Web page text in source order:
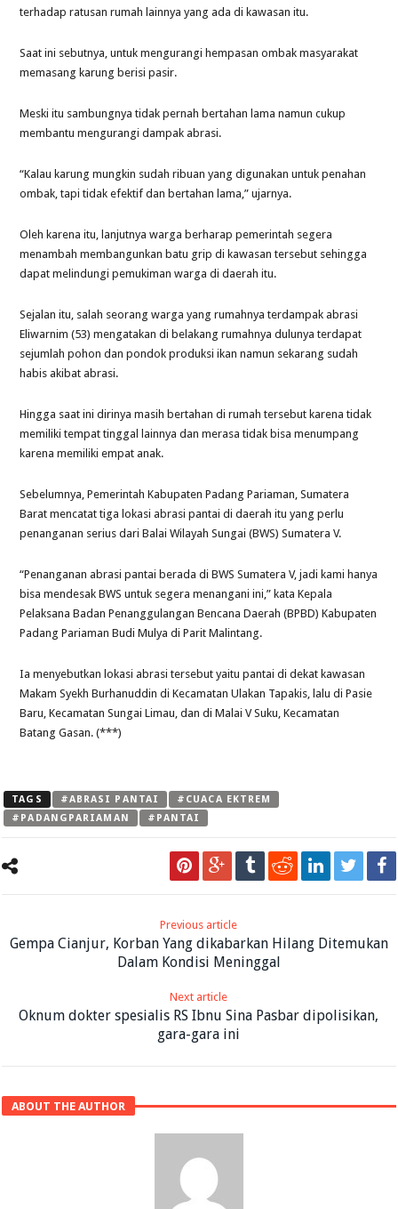
terhadap ratusan rumah lainnya yang ada di kawasan itu.
Saat ini sebutnya, untuk mengurangi hempasan ombak masyarakat
memasang karung berisi pasir.
Meski itu sambungnya tidak pernah bertahan lama namun cukup
membantu mengurangi dampak abrasi.
“Kalau karung mungkin sudah ribuan yang digunakan untuk penahan
ombak, tapi tidak efektif dan bertahan lama,” ujarnya.
Oleh karena itu, lanjutnya warga berharap pemerintah segera
menambah membangunkan batu grip di kawasan tersebut sehingga
dapat melindungi pemukiman warga di daerah itu.
Sejalan itu, salah seorang warga yang rumahnya terdampak abrasi
Eliwarnim (53) mengatakan di belakang rumahnya dulunya terdapat
sejumlah pohon dan pondok produksi ikan namun sekarang sudah
habis akibat abrasi.
Hingga saat ini dirinya masih bertahan di rumah tersebut karena tidak
memiliki tempat tinggal lainnya dan merasa tidak bisa menumpang
karena memiliki empat anak.
Sebelumnya, Pemerintah Kabupaten Padang Pariaman, Sumatera
Barat mencatat tiga lokasi abrasi pantai di daerah itu yang perlu
penanganan serius dari Balai Wilayah Sungai (BWS) Sumatera V.
“Penanganan abrasi pantai berada di BWS Sumatera V, jadi kami hanya
bisa mendesak BWS untuk segera menangani ini,” kata Kepala
Pelaksana Badan Penanggulangan Bencana Daerah (BPBD) Kabupaten
Padang Pariaman Budi Mulya di Parit Malintang.
Ia menyebutkan lokasi abrasi tersebut yaitu pantai di dekat kawasan
Makam Syekh Burhanuddin di Kecamatan Ulakan Tapakis, lalu di Pasie
Baru, Kecamatan Sungai Limau, dan di Malai V Suku, Kecamatan
Batang Gasan. (***)
TAGS #ABRASI PANTAI
#CUACA EKTREM
#PADANGPARIAMAN
#PANTAI
Previous article
Gempa Cianjur, Korban Yang dikabarkan Hilang Ditemukan
Dalam Kondisi Meninggal
Next article
Oknum dokter spesialis RS Ibnu Sina Pasbar dipolisikan,
gara-gara ini
ABOUT THE AUTHOR